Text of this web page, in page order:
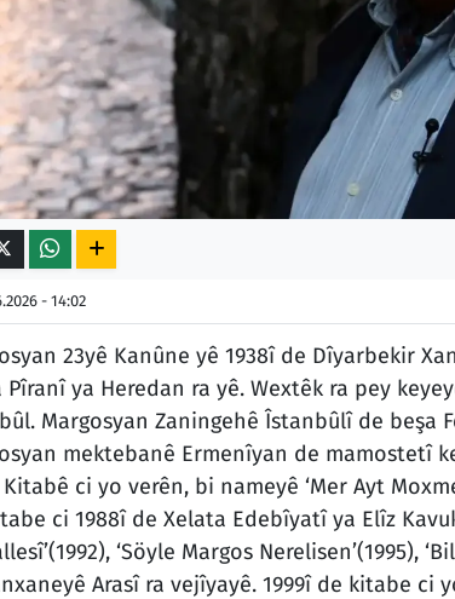
- 14:02
23yê Kanûne yê 1938î de Dîyarbekir
Pîranî ya Heredan ra yê. Wextêk ra pey
Margosyan Zaningehê Îstanbûlî de beşa
mektebanê Ermenîyan de mamostetî
ci yo verên, bi nameyê ‘Mer Ayt
ci 1988î de Xelata Edebîyatî ya Elîz
‘Söyle Margos Nerelisen’(1995),
Arasî ra vejîyayê. 1999î de kitabe ci